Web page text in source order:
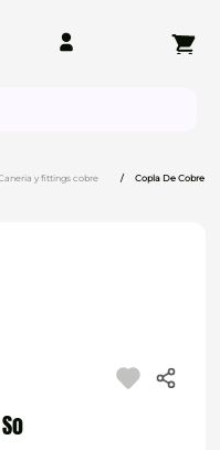
y fittings cobre Copla De Cobre